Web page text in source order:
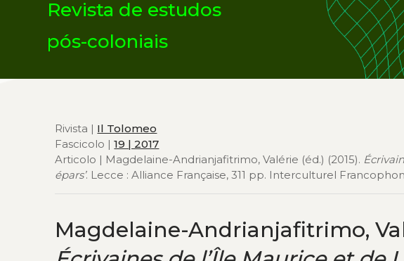
Revista de estudos
pós-coloniais
Rivista | Il Tolomeo
Fascicolo |19 | 2017
Articolo | Magdelaine-Andrianjafitrimo, Valérie (éd.) (2015).
épars’. Lecce : Alliance Française, 311 pp. Interculturel
Magdelaine-Andrianjafitrimo,